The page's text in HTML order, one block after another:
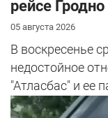
рейсе
05 августа 2026
В воскресенье
недостойное
"Атласбас" и ее